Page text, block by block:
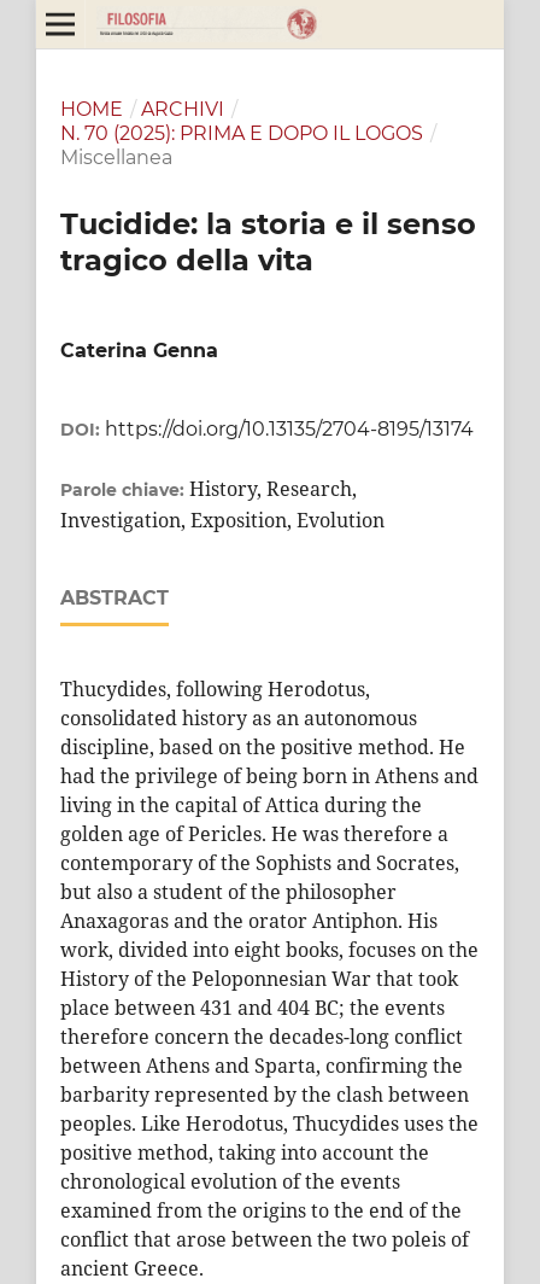
HOME / ARCHIVI /
N. 70 (2025): PRIMA E DOPO IL LOGOS /
Miscellanea
Tucidide: la storia e il senso
tragico della vita
Caterina Genna
DOI: https://doi.org/10.13135/2704-8195/13174
Parole chiave: History, Research,
Investigation, Exposition, Evolution
ABSTRACT
Thucydides, following Herodotus,
consolidated history as an autonomous
discipline, based on the positive method. He
had the privilege of being born in Athens and
living in the capital of Attica during the
golden age of Pericles. He was therefore a
contemporary of the Sophists and Socrates,
but also a student of the philosopher
Anaxagoras and the orator Antiphon. His
work, divided into eight books, focuses on the
History of the Peloponnesian War that took
place between 431 and 404 BC; the events
therefore concern the decades-long conflict
between Athens and Sparta, confirming the
barbarity represented by the clash between
peoples. Like Herodotus, Thucydides uses the
positive method, taking into account the
chronological evolution of the events
examined from the origins to the end of the
conflict that arose between the two poleis of
ancient Greece.